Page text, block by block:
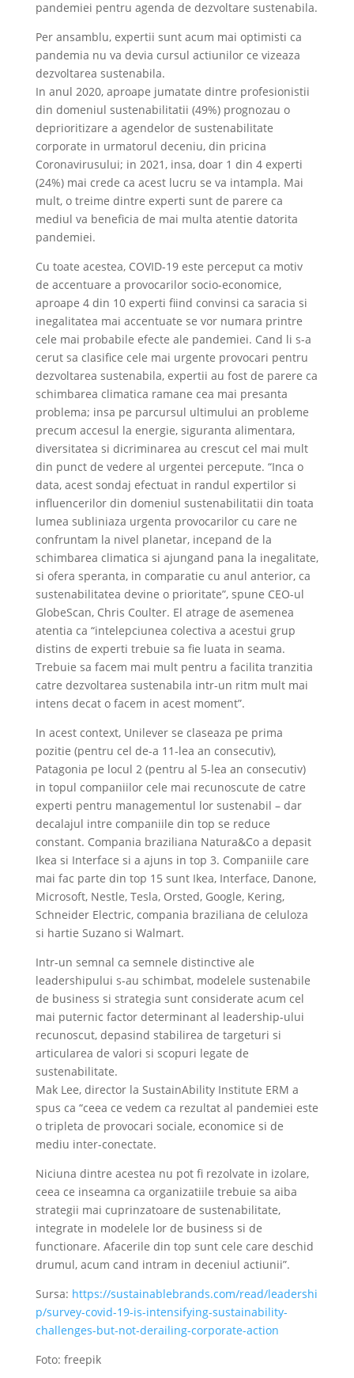
pandemiei pentru agenda de dezvoltare sustenabila.
Per ansamblu, expertii sunt acum mai optimisti ca
pandemia nu va devia cursul actiunilor ce vizeaza
dezvoltarea sustenabila.
In anul 2020, aproape jumatate dintre profesionistii
din domeniul sustenabilitatii (49%) prognozau o
deprioritizare a agendelor de sustenabilitate
corporate in urmatorul deceniu, din pricina
Coronavirusului; in 2021, insa, doar 1 din 4 experti
(24%) mai crede ca acest lucru se va intampla. Mai
mult, o treime dintre experti sunt de parere ca
mediul va beneficia de mai multa atentie datorita
pandemiei.
Cu toate acestea, COVID-19 este perceput ca motiv
de accentuare a provocarilor socio-economice,
aproape 4 din 10 experti fiind convinsi ca saracia si
inegalitatea mai accentuate se vor numara printre
cele mai probabile efecte ale pandemiei. Cand li s-a
cerut sa clasifice cele mai urgente provocari pentru
dezvoltarea sustenabila, expertii au fost de parere ca
schimbarea climatica ramane cea mai presanta
problema; insa pe parcursul ultimului an probleme
precum accesul la energie, siguranta alimentara,
diversitatea si dicriminarea au crescut cel mai mult
din punct de vedere al urgentei percepute. “Inca o
data, acest sondaj efectuat in randul expertilor si
influencerilor din domeniul sustenabilitatii din toata
lumea subliniaza urgenta provocarilor cu care ne
confruntam la nivel planetar, incepand de la
schimbarea climatica si ajungand pana la inegalitate,
si ofera speranta, in comparatie cu anul anterior, ca
sustenabilitatea devine o prioritate”, spune CEO-ul
GlobeScan, Chris Coulter. El atrage de asemenea
atentia ca “intelepciunea colectiva a acestui grup
distins de experti trebuie sa fie luata in seama.
Trebuie sa facem mai mult pentru a facilita tranzitia
catre dezvoltarea sustenabila intr-un ritm mult mai
intens decat o facem in acest moment”.
In acest context, Unilever se claseaza pe prima
pozitie (pentru cel de-a 11-lea an consecutiv),
Patagonia pe locul 2 (pentru al 5-lea an consecutiv)
in topul companiilor cele mai recunoscute de catre
experti pentru managementul lor sustenabil – dar
decalajul intre companiile din top se reduce
constant. Compania braziliana Natura&Co a depasit
Ikea si Interface si a ajuns in top 3. Companiile care
mai fac parte din top 15 sunt Ikea, Interface, Danone,
Microsoft, Nestle, Tesla, Orsted, Google, Kering,
Schneider Electric, compania braziliana de celuloza
si hartie Suzano si Walmart.
Intr-un semnal ca semnele distinctive ale
leadershipului s-au schimbat, modelele sustenabile
de business si strategia sunt considerate acum cel
mai puternic factor determinant al leadership-ului
recunoscut, depasind stabilirea de targeturi si
articularea de valori si scopuri legate de
sustenabilitate.
Mak Lee, director la SustainAbility Institute ERM a
spus ca “ceea ce vedem ca rezultat al pandemiei este
o tripleta de provocari sociale, economice si de
mediu inter-conectate.
Niciuna dintre acestea nu pot fi rezolvate in izolare,
ceea ce inseamna ca organizatiile trebuie sa aiba
strategii mai cuprinzatoare de sustenabilitate,
integrate in modelele lor de business si de
functionare. Afacerile din top sunt cele care deschid
drumul, acum cand intram in deceniul actiunii”.
Sursa: https://sustainablebrands.com/read/leadershi
p/survey-covid-19-is-intensifying-sustainability-
challenges-but-not-derailing-corporate-action
Foto: freepik